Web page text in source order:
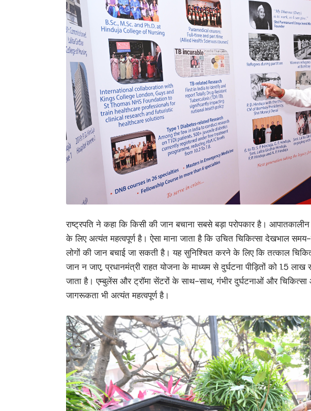
राष्ट्रपति ने कहा कि किसी की जान बचाना सबसे बड़ा परोपकार है।
के लिए अत्यंत महत्वपूर्ण है। ऐसा माना जाता है कि उचित चिकित्सा देखभाल
लोगों की जान बचाई जा सकती है। यह सुनिश्चित करने के लिए कि तत्काल
जान न जाए, प्रधानमंत्री राहत योजना के माध्यम से दुर्घटना पीड़ितों को 1.5
जाता है। एम्बुलेंस और ट्रॉमा सेंटरों के साथ-साथ, गंभीर दुर्घटनाओं और
जागरूकता भी अत्यंत महत्वपूर्ण है।